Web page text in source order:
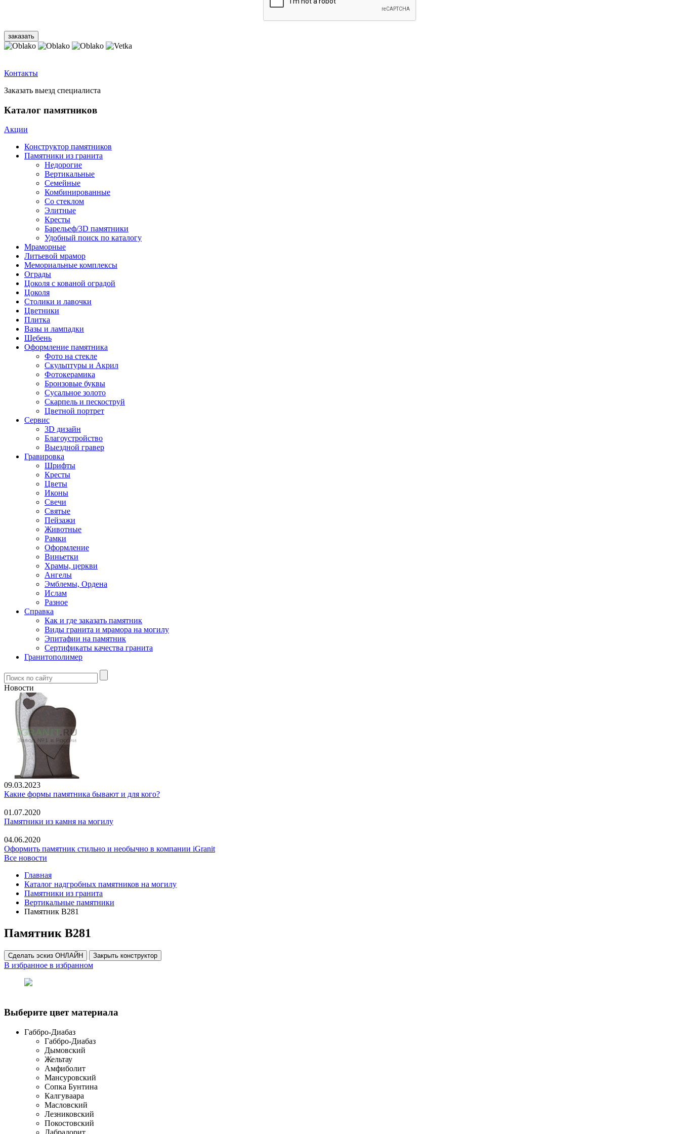
Контакты
Заказать выезд специалиста
Каталог памятников
Акции
Конструктор памятников
Памятники из гранита
Недорогие
Вертикальные
Семейные
Комбинированные
Со стеклом
Элитные
Кресты
Барельеф/3D памятники
Удобный поиск по каталогу
Мраморные
Литьевой мрамор
Мемориальные комплексы
Ограды
Цоколя с кованой оградой
Цоколя
Столики и лавочки
Цветники
Плитка
Вазы и лампадки
Щебень
Оформление памятника
Фото на стекле
Скульптуры и Акрил
Фотокерамика
Бронзовые буквы
Сусальное золото
Скарпель и пескоструй
Цветной портрет
Сервис
3D дизайн
Благоустройство
Выездной гравер
Гравировка
Шрифты
Кресты
Цветы
Иконы
Свечи
Святые
Пейзажи
Животные
Рамки
Оформление
Виньетки
Храмы, церкви
Ангелы
Эмблемы, Ордена
Ислам
Разное
Справка
Как и где заказать памятник
Виды гранита и мрамора на могилу
Эпитафии на памятник
Сертификаты качества гранита
Гранитополимер
Новости
09.03.2023
Какие формы памятника бывают и для кого?
01.07.2020
Памятники из камня на могилу
04.06.2020
Оформить памятник стильно и необычно в компании iGranit
Все новости
Главная
Каталог надгробных памятников на могилу
Памятники из гранита
Вертикальные памятники
Памятник В281
Памятник В281
Сделать эскиз ОНЛАЙН Закрыть конструктор
В избранное в избранном
Выберите цвет материала
Габбро-Диабаз
Габбро-Диабаз
Дымовский
Жельтау
Амфиболит
Мансуровский
Сопка Бунтина
Калгуваара
Масловский
Лезниковский
Покостовский
Лабрадорит